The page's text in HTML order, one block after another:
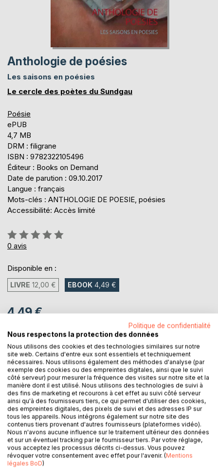
Anthologie de poésies
Les saisons en poésies
Le cercle des poètes du Sundgau
Poésie
ePUB
4,7 MB
DRM : filigrane
ISBN : 9782322105496
Éditeur : Books on Demand
Date de parution : 09.10.2017
Langue : français
Mots-clés : ANTHOLOGIE DE POESIE, poésies
Accessibilité: Accès limité
Évaluation:
0%
0 avis
Disponible en :
LIVRE 12,00 € EBOOK 4,49 €
4,49 €
Téléchargement disponible dès maintenant
AJOUTER AU PANIER
Ajouter à ma liste d'envies
Laisser un avis
Politique de confidentialité
Nous respectons la protection des données
Nous utilisons des cookies et des technologies similaires sur notre
site web. Certains d'entre eux sont essentiels et techniquement
nécessaires. Nous utilisons également des méthodes d'analyse (par
exemple des cookies ou des empreintes digitales, ainsi que le suivi
côté serveur) pour mesurer la fréquence des visites sur notre site et la
manière dont il est utilisé. Nous utilisons des technologies de suivi à
des fins de marketing et recourons à cet effet au suivi côté serveur
ainsi qu'à des fournisseurs tiers, ce qui permet d'utiliser des cookies,
des empreintes digitales, des pixels de suivi et des adresses IP sur
tous les appareils. Nous intégrons également sur notre site des
contenus tiers provenant d'autres fournisseurs (plateformes vidéo).
Nous n'avons aucune influence sur le traitement ultérieur des données
et sur un éventuel tracking par le fournisseur tiers. Par votre réglage,
vous acceptez les processus décrits ci-dessus. Vous pouvez
révoquer votre consentement avec effet pour l'avenir. (Mentions
légales BoD)